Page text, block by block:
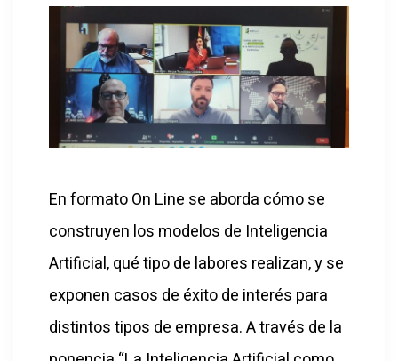
En formato On Line se aborda cómo se
construyen los modelos de Inteligencia
Artificial, qué tipo de labores realizan, y se
exponen casos de éxito de interés para
distintos tipos de empresa. A través de la